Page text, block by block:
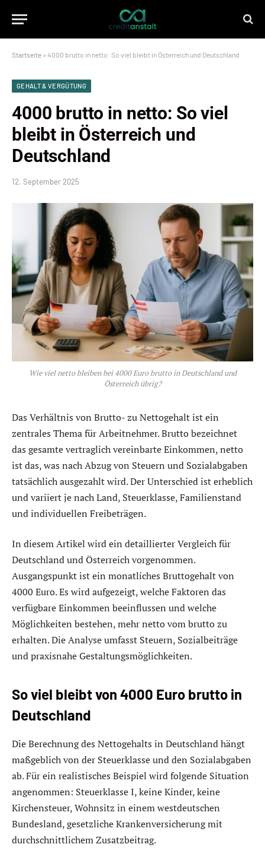
Startseite » 4000 brutto in netto: So viel bleibt in Österreich und Deutschland
GEHALT & VERGÜTUNG
4000 brutto in netto: So viel
bleibt in Österreich und
Deutschland
12. September 2025
Wie viel netto bleiben bei 4000 Euro brutto in Deutschland und
Österreich übrig?
Das Verhältnis von Brutto- zu Nettogehalt ist ein
zentrales Thema für Arbeitnehmer. Brutto bezeichnet
das gesamte vertraglich vereinbarte Einkommen, netto
ist das, was nach Abzug von Steuern und Sozialabgaben
tatsächlich ausgezahlt wird. Der Unterschied ist erheblich
und variiert je nach Land, Steuerklasse, Familienstand
und individuellen Freibeträgen.
In diesem Artikel wird ein detaillierter Vergleich für
Deutschland und Österreich vorgenommen.
Ausgangspunkt ist ein monatliches Bruttogehalt von
4000 Euro. Es wird aufgezeigt, welche Faktoren das
verfügbare Einkommen beeinflussen und welche
Möglichkeiten bestehen, mehr netto vom brutto zu
erhalten. Die Analyse umfasst Steuern, Sozialbeiträge
und praxisnahe Gestaltungsmöglichkeiten.
So viel bleibt von 4000 Euro brutto in
Deutschland
Die Berechnung des Nettogehalts in Deutschland hängt
maßgeblich von der Steuerklasse und den Sozialabgaben
ab. Für ein realistisches Beispiel wird folgende Situation
angenommen: Steuerklasse I, keine Kinder, keine
Kirchensteuer, Wohnsitz in einem westdeutschen
Bundesland, gesetzliche Krankenversicherung mit
durchschnittlichem Zusatzbeitrag.